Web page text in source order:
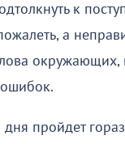
к
а
окружающих,
пройдет